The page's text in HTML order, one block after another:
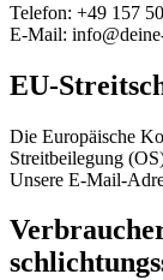
Telefon: +49 157
E-Mail:
EU-
Die Europäische
Streitbeilegung
Unsere E-Mail-